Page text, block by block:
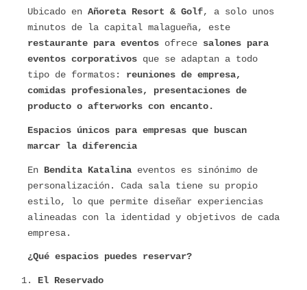
Ubicado en Añoreta Resort & Golf, a solo unos
minutos de la capital malagueña, este
restaurante para eventos ofrece salones para
eventos corporativos que se adaptan a todo
tipo de formatos: reuniones de empresa,
comidas profesionales, presentaciones de
producto o afterworks con encanto.
Espacios únicos para empresas que buscan
marcar la diferencia
En Bendita Katalina eventos es sinónimo de
personalización. Cada sala tiene su propio
estilo, lo que permite diseñar experiencias
alineadas con la identidad y objetivos de cada
empresa.
¿Qué espacios puedes reservar?
El Reservado